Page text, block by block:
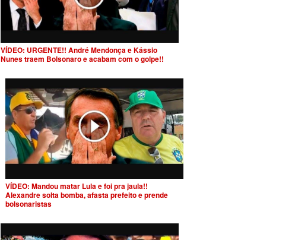
VÍDEO: URGENTE!! André Mendonça e Kássio
Nunes traem Bolsonaro e acabam com o golpe!!
VÍDEO: Mandou matar Lula e foi pra jaula!!
Alexandre solta bomba, afasta prefeito e prende
bolsonaristas